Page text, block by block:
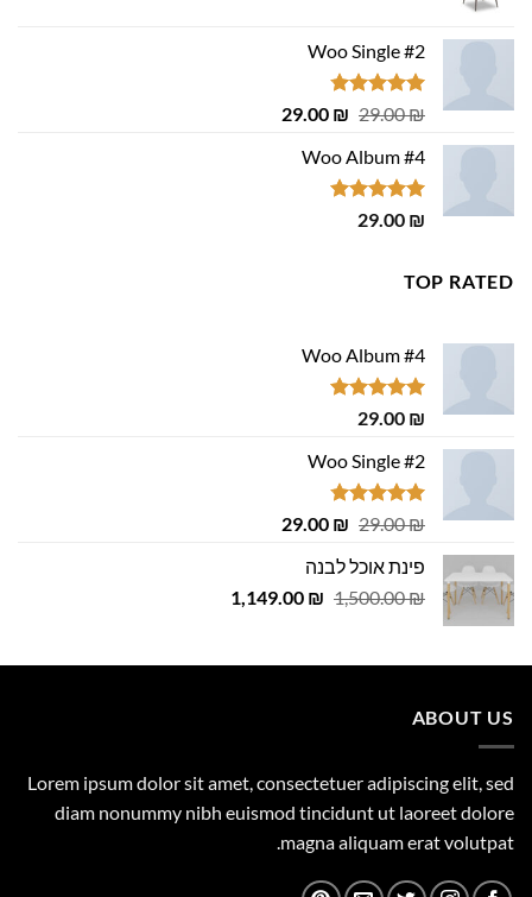
500.00 ₪.
Woo Single #2
דורג4.75
29.00₪
המחיר
היה:
29.00 ₪.
29.00 ₪
המחיר
Woo Album #4
דורג5.00
29.00 ₪
TOP RATED
Woo Album #4
דורג5.00
29.00 ₪
Woo Single #2
דורג4.75
29.00₪
המחיר
היה:
29.00 ₪.
29.00 ₪
המחיר
29.00 ₪.
פינת אוכל לבנה
1,500.00₪
המחיר
1,500.00 ₪.
1,149.00 ₪
המחיר
1,149.00 ₪.
ABOUT US
Lorem ipsum dolor sit amet, consectetuer adipiscing elit, sed
diam nonummy nibh euismod tincidunt ut laoreet dolore
magna aliquam erat volutpat.